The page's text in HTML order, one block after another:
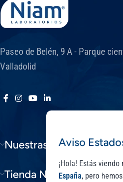
Paseo de Belén, 9 A - Parque
Valladolid
Nuestras Gamas
Tienda Niam
Aviso
¡Hola! Estás
España, pero